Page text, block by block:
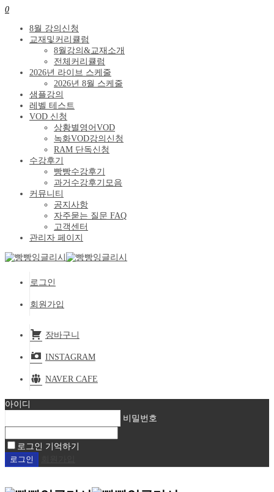
0
8월 강의신청
교재및커리큘럼
8월강의&교재소개
전체커리큘럼
2026년 라이브 스케줄
2026년 8월 스케줄
샘플강의
레벨 테스트
VOD 신청
상황별영어VOD
녹화VOD강의신청
RAM 단독신청
수강후기
빵빵수강후기
과거수강후기모음
커뮤니티
공지사항
자주묻는 질문 FAQ
고객센터
관리자 페이지
로그인
회원가입
장바구니
INSTAGRAM
NAVER CAFE
아이디
비밀번호
로그인 기억하기